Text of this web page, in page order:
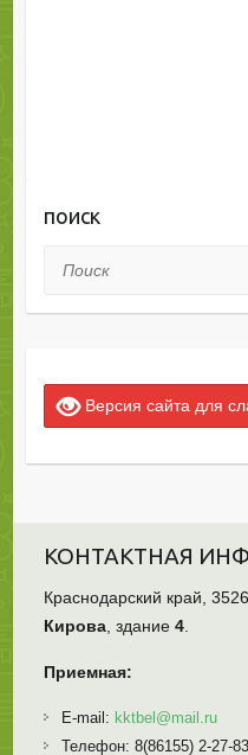
поиск
Версия сайта для
КОНТАКТНАЯ
Краснодарский край,
Кирова, здание 4.
Приемная:
E-mail: kktbel@mail.ru
Телефон: 8(86155) 2-27-83